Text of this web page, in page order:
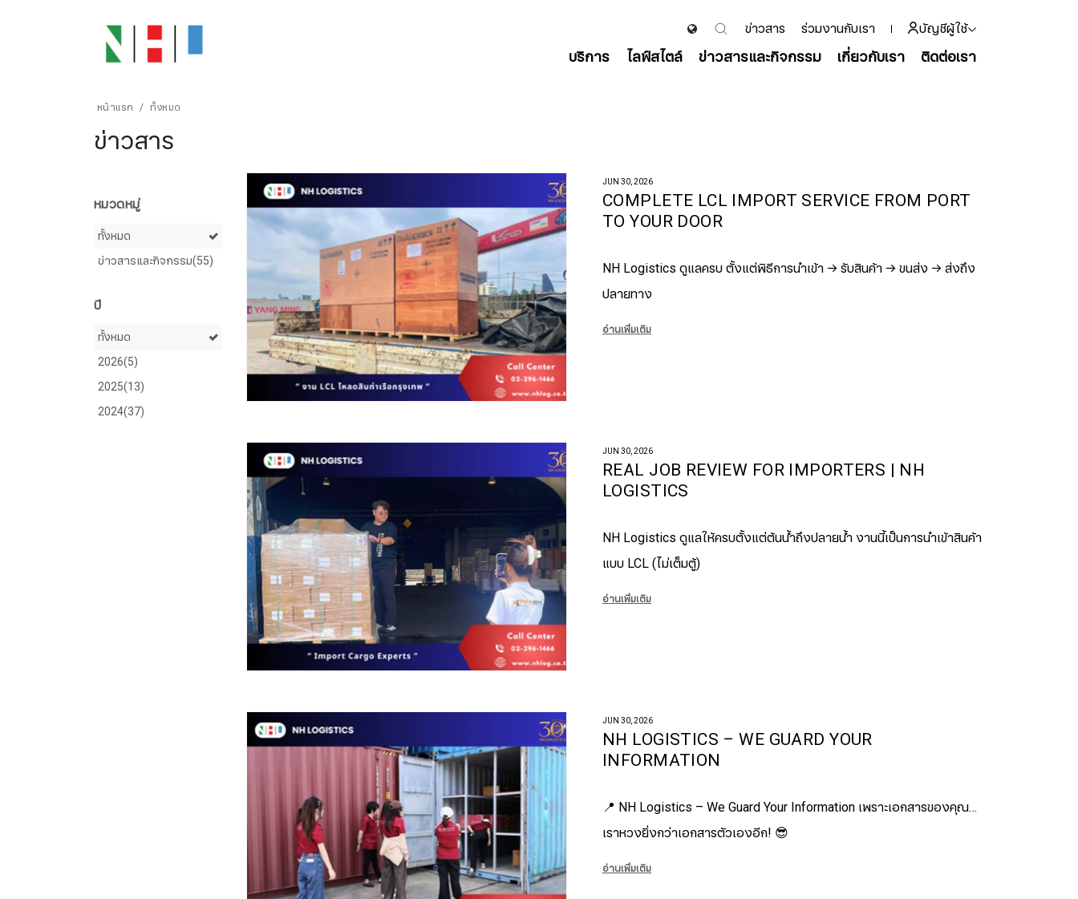
ข่าวสาร ร่วมงานกับเรา บัญชีผู้ใช้
บริการ ไลฟ์สไตล์ ข่าวสารและกิจกรรม เกี่ยวกับเรา ติดต่อเรา
หน้าแรก ทั้งหมด
ข่าวสาร
หมวดหมู่
ทั้งหมด
ข่าวสารและกิจกรรม(55)
ปี
ทั้งหมด
2026(5)
2025(13)
2024(37)
JUN 30, 2026
COMPLETE LCL IMPORT SERVICE FROM PORT
TO YOUR DOOR
NH Logistics ดูแลครบ ตั้งแต่พิธีการนำเข้า → รับสินค้า → ขนส่ง → ส่งถึง
ปลายทาง
อ่านเพิ่มเติม
JUN 30, 2026
REAL JOB REVIEW FOR IMPORTERS | NH
LOGISTICS
NH Logistics ดูแลให้ครบตั้งแต่ต้นน้ำถึงปลายน้ำ งานนี้เป็นการนำเข้าสินค้า
แบบ LCL (ไม่เต็มตู้)
อ่านเพิ่มเติม
JUN 30, 2026
NH LOGISTICS – WE GUARD YOUR
INFORMATION
📍 NH Logistics – We Guard Your Information เพราะเอกสารของคุณ…
เราหวงยิ่งกว่าเอกสารตัวเองอีก! 😎
อ่านเพิ่มเติม